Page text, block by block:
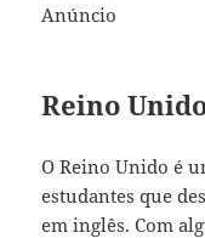
Anúncio
Reino
O Reino Unido é
estudantes que
em inglês. Com